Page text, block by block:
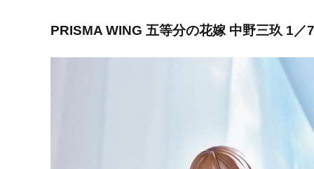
PRISMA WING 五等分の花嫁 中野三玖 1／